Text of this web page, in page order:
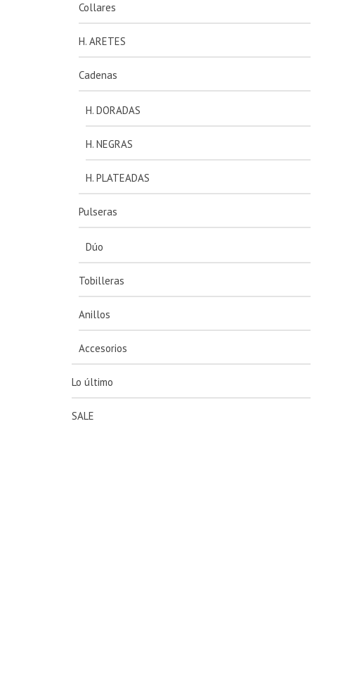
Collares
H. ARETES
Cadenas
H. DORADAS
H. NEGRAS
H. PLATEADAS
Pulseras
Dúo
Tobilleras
Anillos
Accesorios
Lo último
SALE